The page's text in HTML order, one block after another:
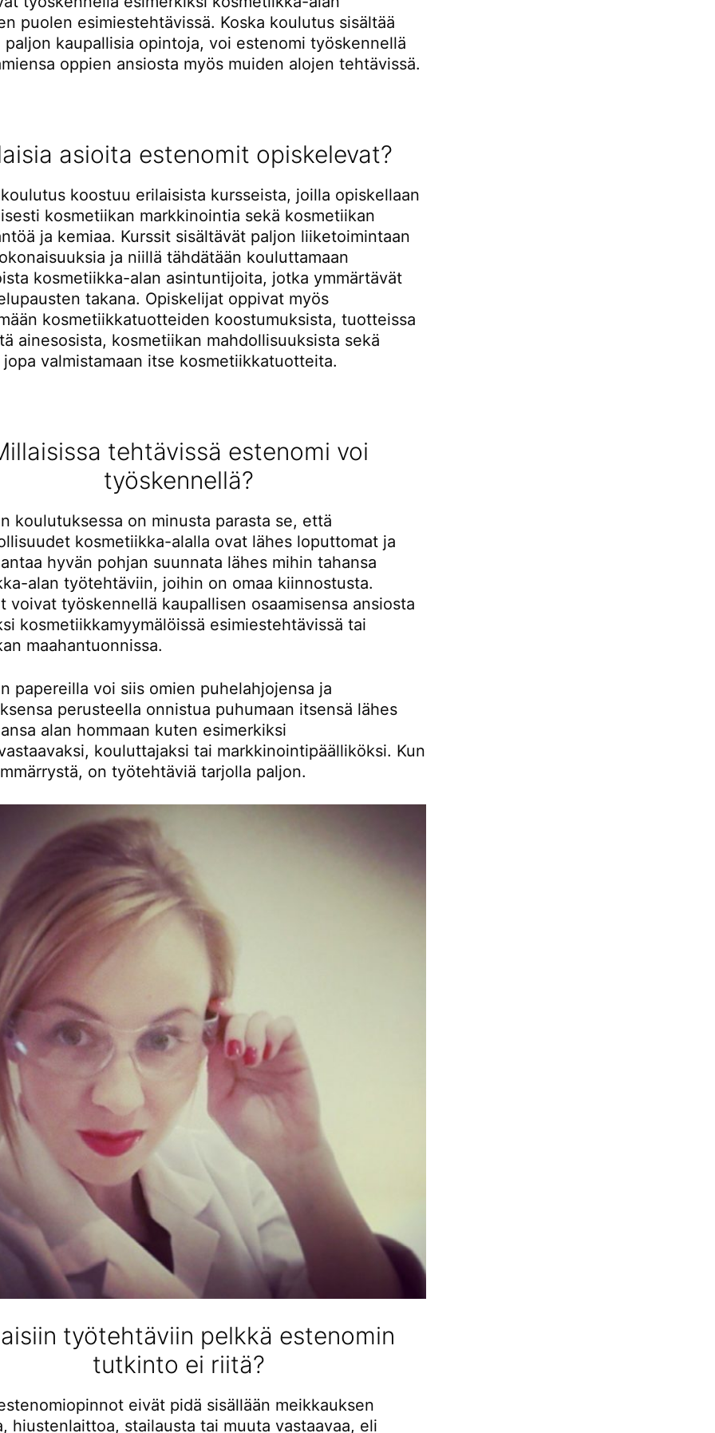
puolen esimiestehtävissä. Koska koulutus sisältää
kaupallisia opintoja, voi estenomi työskennellä
oppien ansiosta myös muiden alojen tehtävissä.
asioita estenomit opiskelevat?
koostuu erilaisista kursseista, joilla opiskellaan
kosmetiikan markkinointia sekä kosmetiikan
ja kemiaa. Kurssit sisältävät paljon liiketoimintaan
ja niillä tähdätään kouluttamaan
kosmetiikka-alan asintuntijoita, jotka ymmärtävät
takana. Opiskelijat oppivat myös
kosmetiikkatuotteiden koostumuksista, tuotteissa
ainesosista, kosmetiikan mahdollisuuksista sekä
jopa valmistamaan itse kosmetiikkatuotteita.
tehtävissä estenomi voi
työskennellä?
koulutuksessa on minusta parasta se, että
kosmetiikka-alalla ovat lähes loputtomat ja
hyvän pohjan suunnata lähes mihin tahansa
alan työtehtäviin, joihin on omaa kiinnostusta.
voivat työskennellä kaupallisen osaamisensa ansiosta
kosmetiikkamyymälöissä esimiestehtävissä tai
maahantuonnissa.
papereilla voi siis omien puhelahjojensa ja
perusteella onnistua puhumaan itsensä lähes
alan hommaan kuten esimerkiksi
kouluttajaksi tai markkinointipäälliköksi. Kun
on työtehtäviä tarjolla paljon.
työtehtäviin pelkkä estenomin
tutkinto ei riitä?
eivät pidä sisällään meikkauksen
hiustenlaittoa, stailausta tai muuta vastaavaa, eli